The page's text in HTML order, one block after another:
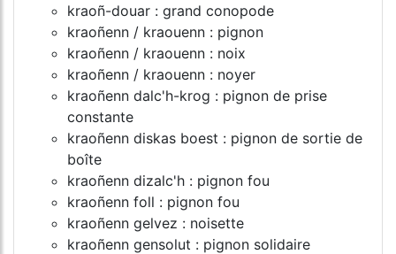
kraoñ-douar : grand conopode
kraoñenn / kraouenn : pignon
kraoñenn / kraouenn : noix
kraoñenn / kraouenn : noyer
kraoñenn dalc'h-krog : pignon de prise
constante
kraoñenn diskas boest : pignon de sortie de
boîte
kraoñenn dizalc'h : pignon fou
kraoñenn foll : pignon fou
kraoñenn gelvez : noisette
kraoñenn gensolut : pignon solidaire